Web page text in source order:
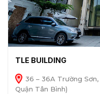
TLE BUILDING
36 – 36A Trường
Quận Tân Bình)